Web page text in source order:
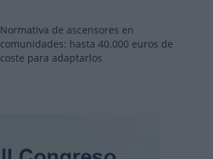
Normativa de ascensores en
comunidades: hasta 40.000 euros de
coste para adaptarlos